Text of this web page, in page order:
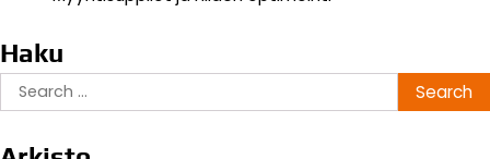
Haku
Search
for: